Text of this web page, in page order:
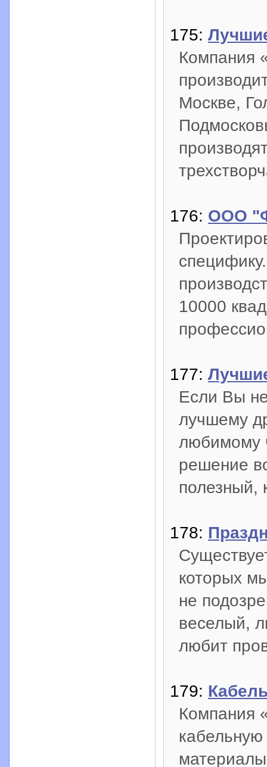
175:
Компания
Москве,
176: ООО
10000
177:
Если Вы
лучшему
любимому
решение
полезный,
178:
которых
не
веселый,
любит
179:
Компания